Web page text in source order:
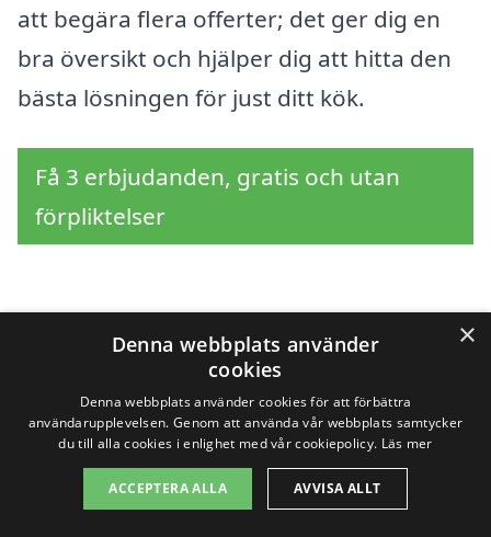
att begära flera offerter; det ger dig en
bra översikt och hjälper dig att hitta den
bästa lösningen för just ditt kök.
Få 3 erbjudanden, gratis och utan
förpliktelser
Sök efter en
professionell för
köksrenovering i andra
städer nära Angered
×
Denna webbplats använder
cookies
Denna webbplats använder cookies för att förbättra
användarupplevelsen. Genom att använda vår webbplats samtycker
du till alla cookies i enlighet med vår cookiepolicy. Läs mer
ACCEPTERA ALLA AVVISA ALLT